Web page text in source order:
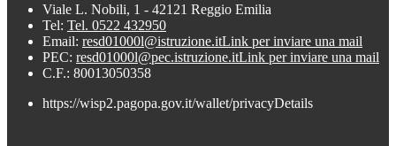
Viale L. Nobili, 1 - 42121 Reggio Emilia
Tel: Tel. 0522 432950
Email: resd01000l@istruzione.itLink per inviare una mail
PEC: resd01000l@pec.istruzione.itLink per inviare una mail
C.F.: 80013050358
https://wisp2.pagopa.gov.it/wallet/privacyDetails